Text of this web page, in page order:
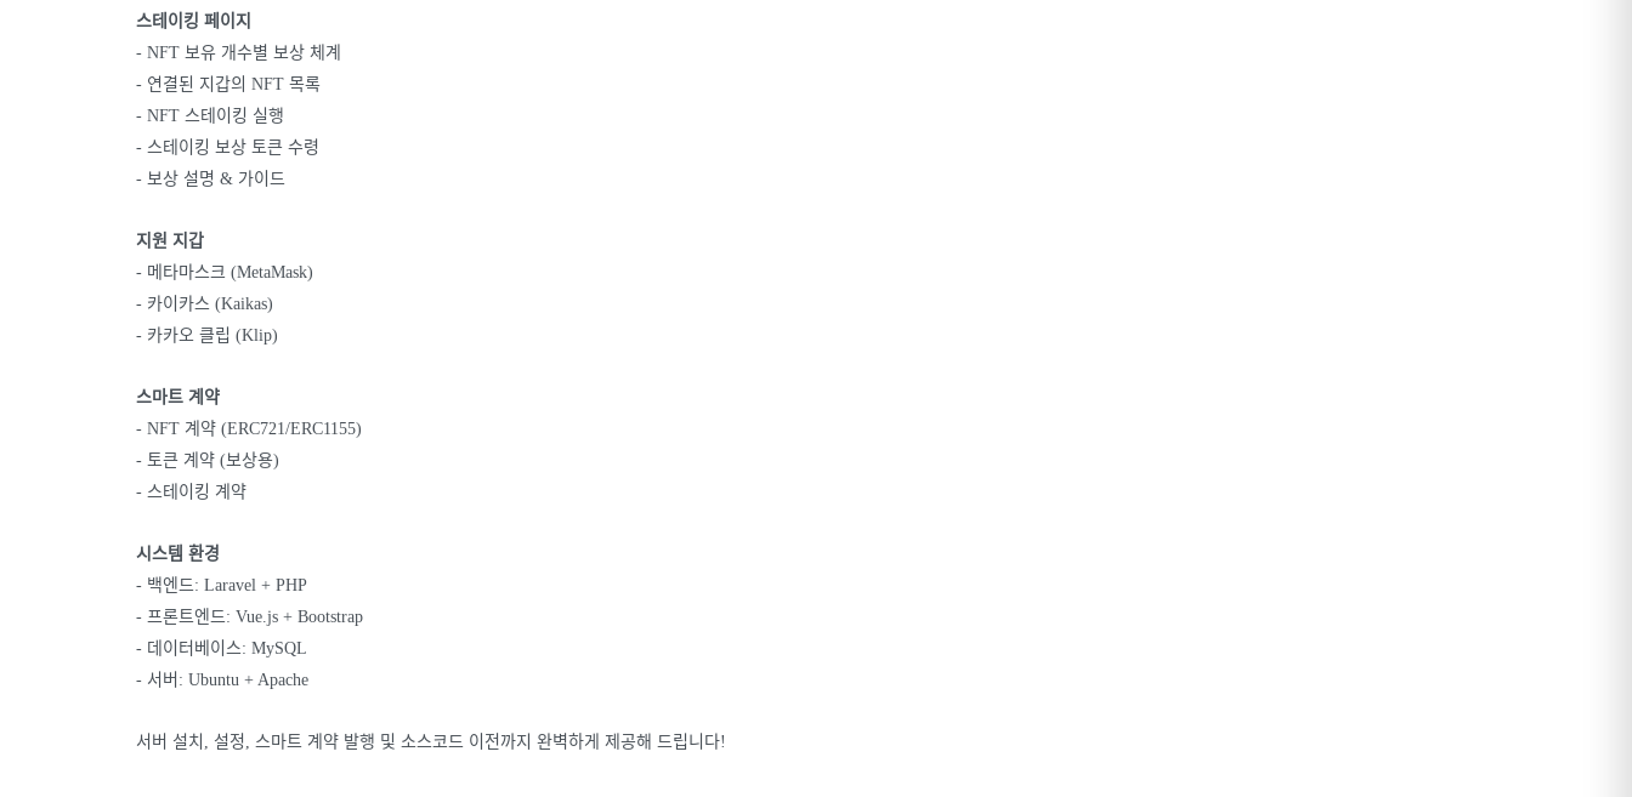
스테이킹 페이지
- NFT 보유 개수별 보상 체계
- 연결된 지갑의 NFT 목록
- NFT 스테이킹 실행
- 스테이킹 보상 토큰 수령
- 보상 설명 & 가이드
지원 지갑
- 메타마스크 (MetaMask)
- 카이카스 (Kaikas)
- 카카오 클립 (Klip)
스마트 계약
- NFT 계약 (ERC721/ERC1155)
- 토큰 계약 (보상용)
- 스테이킹 계약
시스템 환경
- 백엔드: Laravel + PHP
- 프론트엔드: Vue.js + Bootstrap
- 데이터베이스: MySQL
- 서버: Ubuntu + Apache
서버 설치, 설정, 스마트 계약 발행 및 소스코드 이전까지 완벽하게 제공해 드립니다!